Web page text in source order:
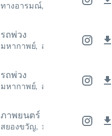
ทางอารมณ์, มหากาพย์ ทางอ
รถพ่วง
มหากาพย์, สร้างแรงบันดาลใจ
รถพ่วง
มหากาพย์, สร้างแรงบันดาลใจ
ภาพยนตร์ ภาพยนตร์ ภา
สยองขวัญ, มหากาพย์ สยองขวั